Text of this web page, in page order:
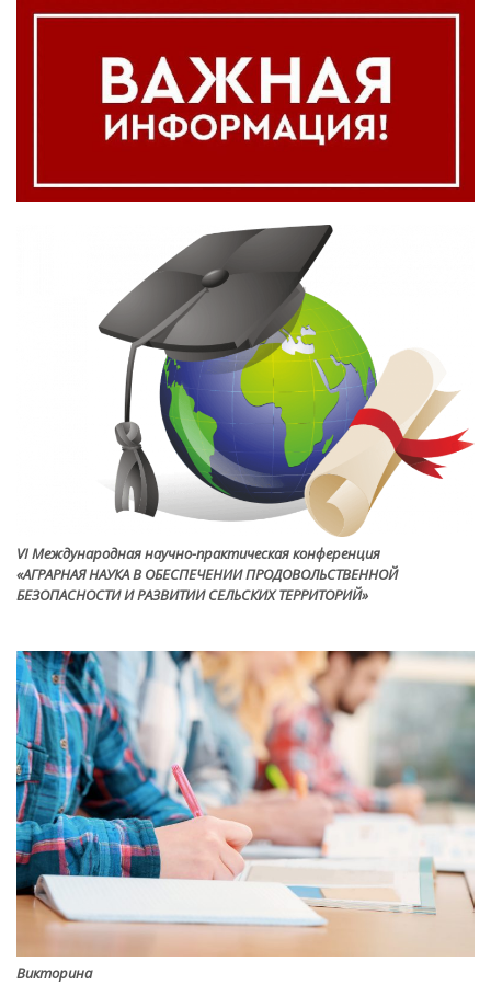
VI Международная научно-практическая конференция
«АГРАРНАЯ НАУКА В ОБЕСПЕЧЕНИИ ПРОДОВОЛЬСТВЕННОЙ
БЕЗОПАСНОСТИ И РАЗВИТИИ СЕЛЬСКИХ ТЕРРИТОРИЙ»
Викторина